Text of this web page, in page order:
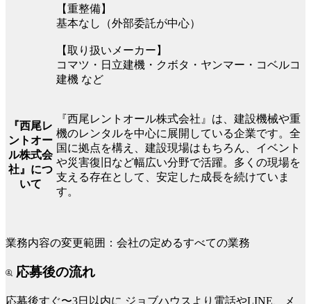
【重整備】
基本なし（外部委託が中心）
【取り扱いメーカー】
コマツ・日立建機・クボタ・ヤンマー・コベルコ
建機 など
『西尾レ
ントオー
ル株式会
社』につ
いて
『西尾レントオール株式会社』は、建設機械や重
機のレンタルを中心に展開している企業です。全
国に拠点を構え、建設現場はもちろん、イベント
や災害復旧など幅広い分野で活躍。多くの現場を
支える存在として、安定した成長を続けていま
す。
業務内容の変更範囲：会社の定めるすべての業務
応募後の流れ
応募後すぐ〜3日以内に ジョブハウスより電話やLINE、メ